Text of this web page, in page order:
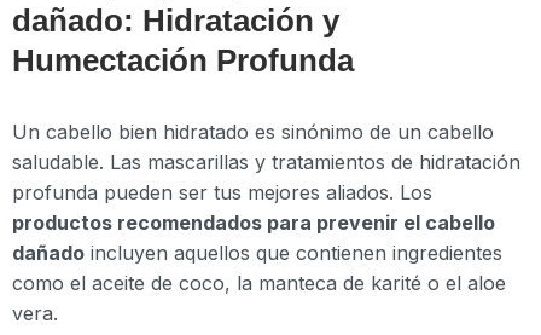
dañado: Hidratación y
Humectación Profunda
Un cabello bien hidratado es sinónimo de un cabello
saludable. Las mascarillas y tratamientos de hidratación
profunda pueden ser tus mejores aliados. Los
productos recomendados para prevenir el cabello
dañado incluyen aquellos que contienen ingredientes
como el aceite de coco, la manteca de karité o el aloe
vera.